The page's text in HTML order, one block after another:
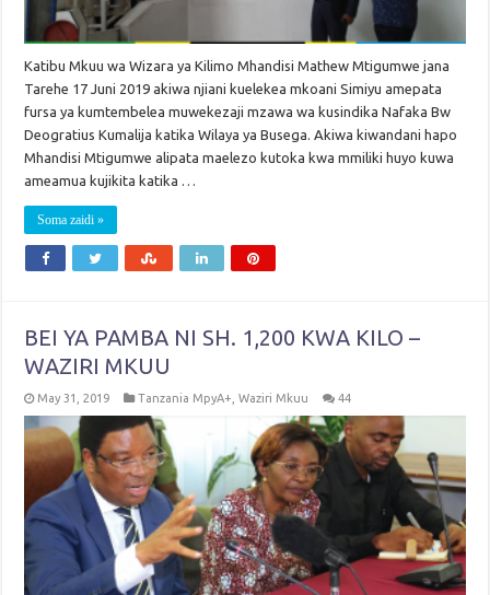
Katibu Mkuu wa Wizara ya Kilimo Mhandisi Mathew Mtigumwe jana
Tarehe 17 Juni 2019 akiwa njiani kuelekea mkoani Simiyu amepata
fursa ya kumtembelea muwekezaji mzawa wa kusindika Nafaka Bw
Deogratius Kumalija katika Wilaya ya Busega. Akiwa kiwandani hapo
Mhandisi Mtigumwe alipata maelezo kutoka kwa mmiliki huyo kuwa
ameamua kujikita katika …
Soma zaidi »
BEI YA PAMBA NI SH. 1,200 KWA KILO –
WAZIRI MKUU
May 31, 2019 Tanzania MpyA+ ,Waziri Mkuu 44